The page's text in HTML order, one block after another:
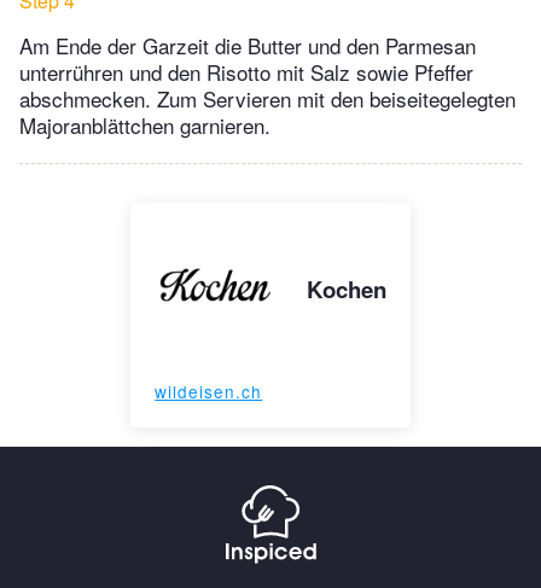
Am Ende der Garzeit die Butter und den Parmesan
unterrühren und den Risotto mit Salz sowie Pfeffer
abschmecken. Zum Servieren mit den beiseitegelegten
Majoranblättchen garnieren.
Kochen
wildeisen.ch